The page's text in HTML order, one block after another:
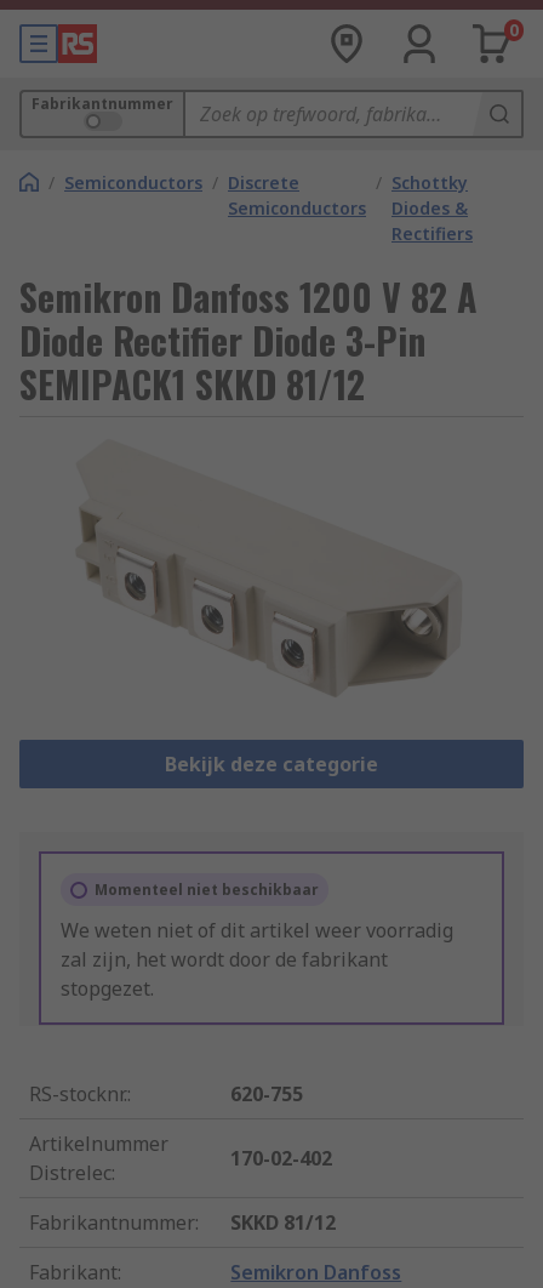
0
Fabrikantnummer
/ Semiconductors / Discrete
Semiconductors
/ Schottky
Diodes &
Rectifiers
Semikron Danfoss 1200 V 82 A
Diode Rectifier Diode 3-Pin
SEMIPACK1 SKKD 81/12
Bekijk deze categorie
Momenteel niet beschikbaar
We weten niet of dit artikel weer voorradig
zal zijn, het wordt door de fabrikant
stopgezet.
RS-stocknr.:
620-755
Artikelnummer
Distrelec:
170-02-402
Fabrikantnummer:
SKKD 81/12
Fabrikant: Semikron Danfoss